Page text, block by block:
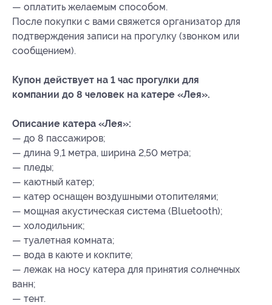
— оплатить желаемым способом.
После покупки с вами свяжется организатор для
подтверждения записи на прогулку (звонком или
сообщением).
Купон действует на 1 час прогулки для
компании до 8 человек на катере «Лея».
Описание катера «Лея»:
— до 8 пассажиров;
— длина 9,1 метра, ширина 2,50 метра;
— пледы;
— каютный катер;
— катер оснащен воздушными отопителями;
— мощная акустическая система (Bluetooth);
— холодильник;
— туалетная комната;
— вода в каюте и кокпите;
— лежак на носу катера для принятия солнечных
ванн;
— тент.